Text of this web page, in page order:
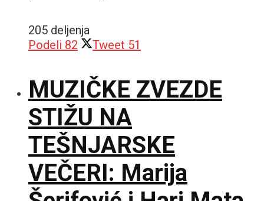
205 deljenja
Podeli 82 Tweet 51
MUZIČKE ZVEZDE
STIŽU NA
TEŠNJARSKE
VEČERI: Marija